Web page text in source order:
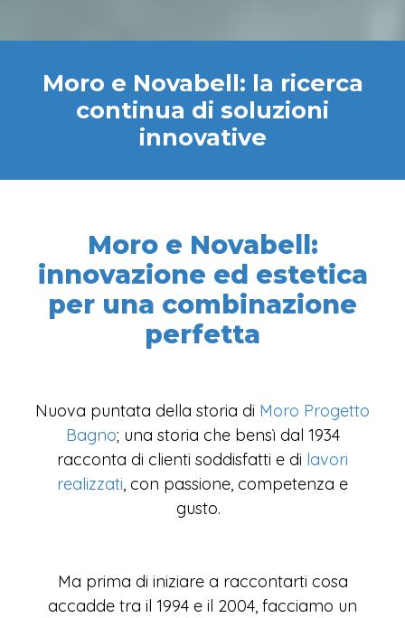
Moro e Novabell: la ricerca
continua di soluzioni
innovative
Moro e Novabell:
innovazione ed estetica
per una combinazione
perfetta
Nuova puntata della storia di Moro Progetto
Bagno; una storia che bensì dal 1934
racconta di clienti soddisfatti e di lavori
realizzati , con passione, competenza e
gusto.
Ma prima di iniziare a raccontarti cosa
accadde tra il 1994 e il 2004, facciamo un